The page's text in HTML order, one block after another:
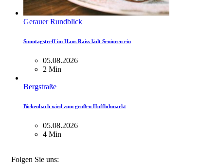
Gerauer Rundblick
Sonntagstreff im Haus Raiss lädt Senioren ein
05.08.2026
2 Min
Bergstraße
Bickenbach wird zum großen Hofflohmarkt
05.08.2026
4 Min
Folgen Sie uns: